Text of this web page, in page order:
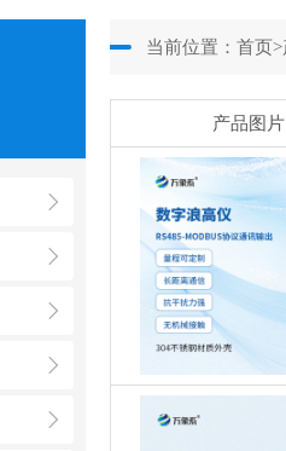
当前位置：首页>
产品图片